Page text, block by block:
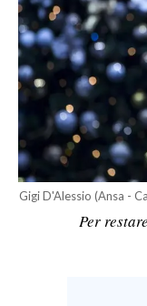
POLITICA
ECONOMIA
SERVIZI ALLE IMPRESE
LAVORO
BANDI
SPORT IN SARDEGNA
Gigi D'Alessio (Ansa -
Per